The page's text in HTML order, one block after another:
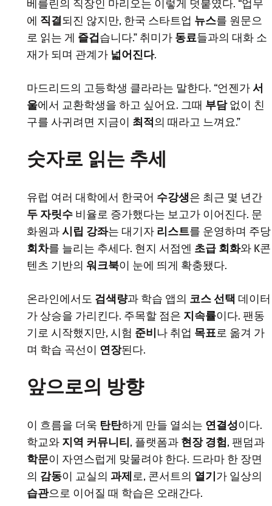
베를린의 직장인 마리오는 이렇게 덧붙였다. “업무
에 직결되진 않지만, 한국 스타트업 뉴스를 원문으
로 읽는 게 즐겁 습니다.” 취미가 동료들과의 대화 소
재가 되며 관계가 넓어진다.
마드리드의 고등학생 클라라는 말한다. “언젠가서
울에서 교환학생을 하고 싶어요. 그때 부담없이 친
구를 사귀려면 지금이 최적 의 때라고 느껴요.”
숫자로 읽는 추세
유럽 여러 대학에서 한국어 수강생은 최근 몇 년간
두 자릿수 비율로 증가했다는 보고가 이어진다. 문
화원과시립 강좌는 대기자 리스트를 운영하며 주당
회차를 늘리는 추세다. 현지 서점엔 초급 회화와 K콘
텐츠 기반의 워크북이 눈에 띄게 확충됐다.
온라인에서도 검색량과 학습 앱의 코스 선택 데이터
가 상승을 가리킨다. 주목할 점은 지속률이다. 팬동
기로 시작했지만, 시험 준비 나 취업 목표로 옮겨 가
며 학습 곡선이 연장된다.
앞으로의 방향
이 흐름을 더욱 탄탄하게 만들 열쇠는 연결성이다.
학교와 지역 커뮤니티 , 플랫폼과 현장 경험, 팬덤과
학문이 자연스럽게 맞물려야 한다. 드라마 한 장면
의 감동이 교실의 과제 로, 콘서트의 열기 가 일상의
습관으로 이어질 때 학습은 오래간다.